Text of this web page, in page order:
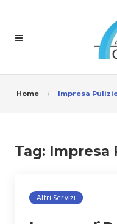
Home Impresa
Tag: Impresa
Altri Servizi